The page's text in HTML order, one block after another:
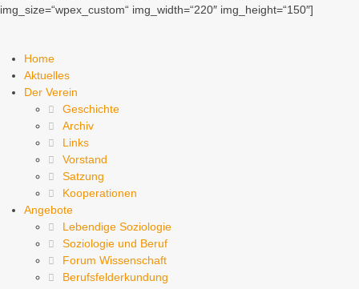
img_size=“wpex_custom“ img_width=“220″ img_height=“150″]
Home
Aktuelles
Der Verein
Geschichte
Archiv
Links
Vorstand
Satzung
Kooperationen
Angebote
Lebendige Soziologie
Soziologie und Beruf
Forum Wissenschaft
Berufsfelderkundung